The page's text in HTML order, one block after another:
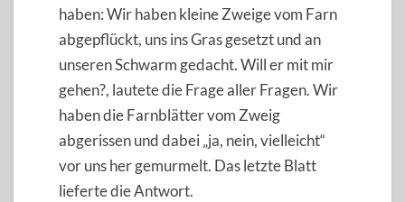
haben: Wir haben kleine Zweige vom Farn
abgepflückt, uns ins Gras gesetzt und an
unseren Schwarm gedacht. Will er mit mir
gehen?, lautete die Frage aller Fragen. Wir
haben die Farnblätter vom Zweig
abgerissen und dabei „ja, nein, vielleicht“
vor uns her gemurmelt. Das letzte Blatt
lieferte die Antwort.